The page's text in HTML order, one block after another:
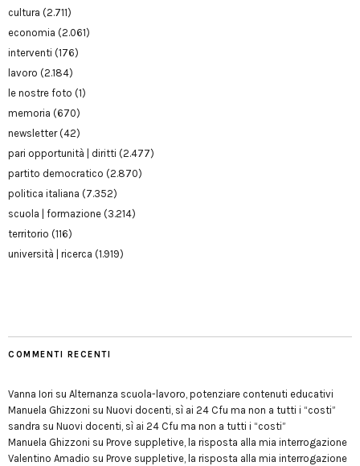
cultura (2.711)
economia (2.061)
interventi (176)
lavoro (2.184)
le nostre foto (1)
memoria (670)
newsletter(42)
pari opportunità | diritti (2.477)
partito democratico (2.870)
politica italiana (7.352)
scuola | formazione (3.214)
territorio (116)
università | ricerca (1.919)
COMMENTI RECENTI
Vanna Iori su Alternanza scuola-lavoro, potenziare contenuti educativi
Manuela Ghizzoni su Nuovi docenti, sì ai 24 Cfu ma non a tutti i “costi”
sandra su Nuovi docenti, sì ai 24 Cfu ma non a tutti i “costi”
Manuela Ghizzoni su Prove suppletive, la risposta alla mia interrogazione
Valentino Amadio su Prove suppletive, la risposta alla mia interrogazione